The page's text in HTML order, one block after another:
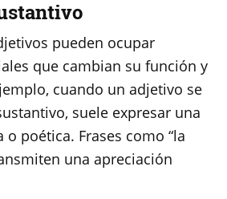
pueden ocupar
que cambian su función y
cuando un adjetivo se
suele expresar una
poética. Frases como “la
una apreciación